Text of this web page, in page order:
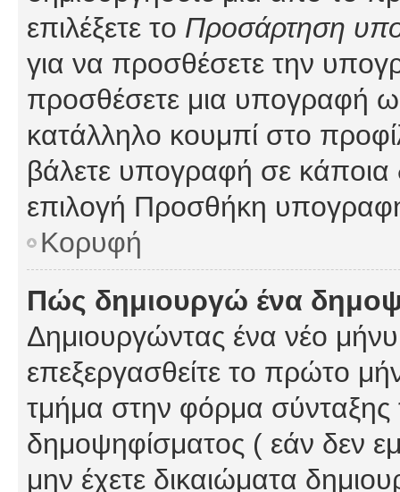
επιλέξετε το Προσάρτηση
για να προσθέσετε την
προσθέσετε μια υπογραφή
κατάλληλο κουμπί στο
βάλετε υπογραφή σε κάποια
επιλογή Προσθήκη
Κορυφή
Πώς δημιουργώ ένα
Δημιουργώντας ένα νέο
επεξεργασθείτε το πρώτο
τμήμα στην φόρμα σύνταξης
δημοψηφίσματος ( εάν δεν
μην έχετε δικαιώματα